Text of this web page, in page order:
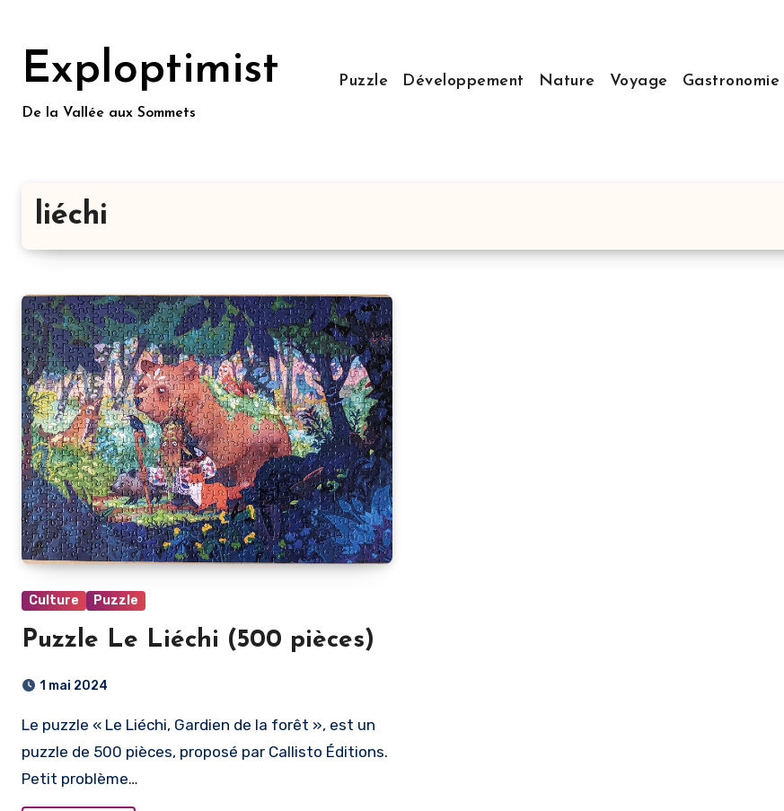
contenu
principalExploptimist
De la Vallée aux Sommets
Puzzle Développement Nature Voyage Gastronomie
liéchi
Culture Puzzle
Puzzle Le Liéchi (500 pièces)
1 mai 2024
Le puzzle « Le Liéchi, Gardien de la forêt », est un
puzzle de 500 pièces, proposé par Callisto Éditions.
Petit problème…